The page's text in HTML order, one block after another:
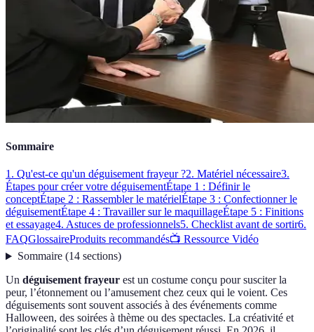
Sommaire
1. Qu'est-ce qu'un déguisement frayeur ?2. Matériel nécessaire3.
Étapes pour créer votre déguisementÉtape 1 : Définir le
conceptÉtape 2 : Rassembler le matérielÉtape 3 : Confectionner le
déguisementÉtape 4 : Travailler sur le maquillageÉtape 5 : Finitions
et essayage4. Astuces de professionnels5. Checklist avant de sortir6.
FAQGlossaireProduits recommandés📺 Ressource Vidéo
Sommaire(14 sections)
Un déguisement frayeur est un costume conçu pour susciter la
peur, l’étonnement ou l’amusement chez ceux qui le voient. Ces
déguisements sont souvent associés à des événements comme
Halloween, des soirées à thème ou des spectacles. La créativité et